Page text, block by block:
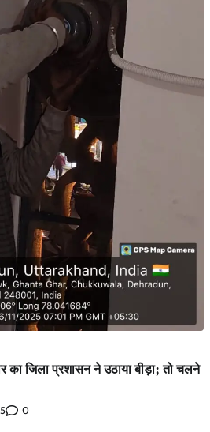
जिला प्रशासन ने उठाया बीड़ा; तो चलने
0